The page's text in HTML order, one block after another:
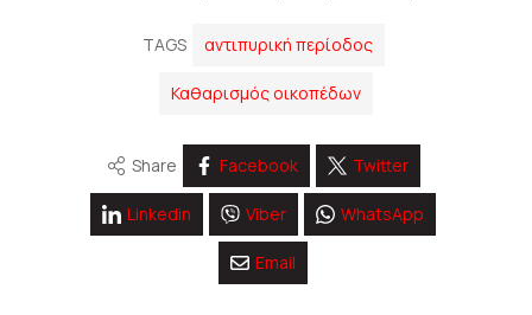
TAGS αντιπυρική περίοδος
Καθαρισμός οικοπέδων
Share Facebook Twitter
Linkedin Viber WhatsApp
Email